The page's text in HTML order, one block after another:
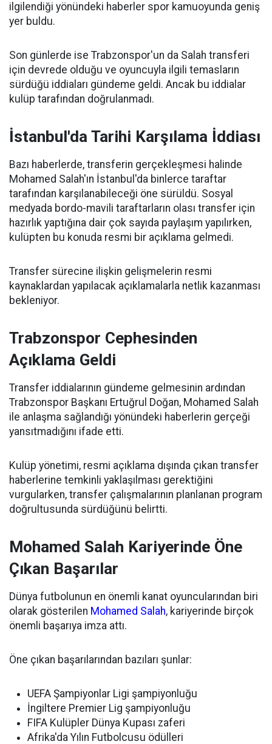
ilgilendiği yönündeki haberler spor kamuoyunda geniş
yer buldu.
Son günlerde ise Trabzonspor'un da Salah transferi
için devrede olduğu ve oyuncuyla ilgili temasların
sürdüğü iddiaları gündeme geldi. Ancak bu iddialar
kulüp tarafından doğrulanmadı.
İstanbul'da Tarihi Karşılama İddiası
Bazı haberlerde, transferin gerçekleşmesi halinde
Mohamed Salah'ın İstanbul'da binlerce taraftar
tarafından karşılanabileceği öne sürüldü. Sosyal
medyada bordo-mavili taraftarların olası transfer için
hazırlık yaptığına dair çok sayıda paylaşım yapılırken,
kulüpten bu konuda resmi bir açıklama gelmedi.
Transfer sürecine ilişkin gelişmelerin resmi
kaynaklardan yapılacak açıklamalarla netlik kazanması
bekleniyor.
Trabzonspor Cephesinden
Açıklama Geldi
Transfer iddialarının gündeme gelmesinin ardından
Trabzonspor Başkanı Ertuğrul Doğan, Mohamed Salah
ile anlaşma sağlandığı yönündeki haberlerin gerçeği
yansıtmadığını ifade etti.
Kulüp yönetimi, resmi açıklama dışında çıkan transfer
haberlerine temkinli yaklaşılması gerektiğini
vurgularken, transfer çalışmalarının planlanan program
doğrultusunda sürdüğünü belirtti.
Mohamed Salah Kariyerinde Öne
Çıkan Başarılar
Dünya futbolunun en önemli kanat oyuncularından biri
olarak gösterilen Mohamed Salah, kariyerinde birçok
önemli başarıya imza attı.
Öne çıkan başarılarından bazıları şunlar:
UEFA Şampiyonlar Ligi şampiyonluğu
İngiltere Premier Lig şampiyonluğu
FIFA Kulüpler Dünya Kupası zaferi
Afrika'da Yılın Futbolcusu ödülleri